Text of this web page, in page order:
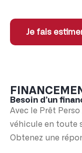
Je fais
Besoin d’un
Avec le Prêt
véhicule en toute
Obtenez une